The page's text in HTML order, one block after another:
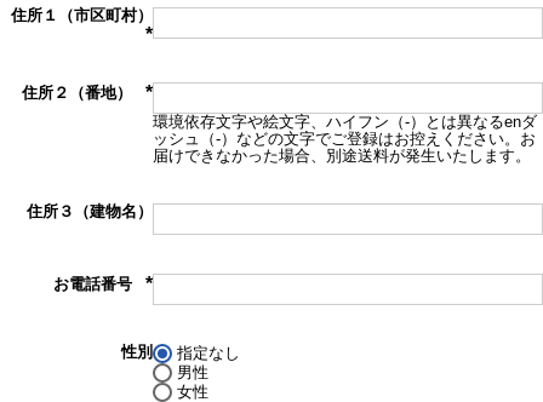
住所１（市区町村）
住所２（番地）
(必
須)環境依存文字や絵文字、ハイフン（-）とは異なるenダ
ッシュ（‐）などの文字でご登録はお控えください。お
届けできなかった場合、別途送料が発生いたします。
住所３（建物名）
お電話番号
(必
性別
指定なし
男性
女性